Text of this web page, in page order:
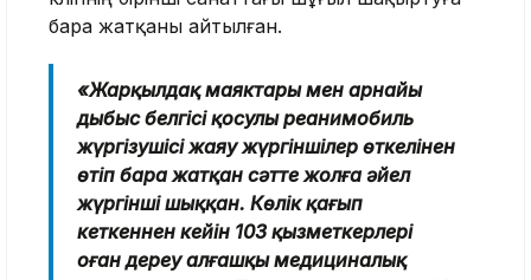
бара жатқаны айтылған.
«Жарқылдақ маяктары мен арнайы
дыбыс белгісі қосулы реанимобиль
жүргізушісі жаяу жүргіншілер өткелінен
өтіп бара жатқан сәтте жолға әйел
жүргінші шыққан. Көлік қағып
кеткеннен кейін 103 қызметкерлері
оған дереу алғашқы медициналық